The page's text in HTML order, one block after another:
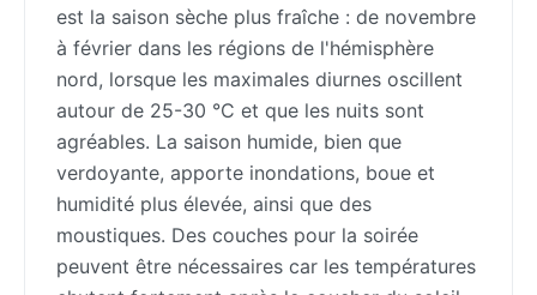
est la saison sèche plus fraîche : de novembre
à février dans les régions de l'hémisphère
nord, lorsque les maximales diurnes oscillent
autour de 25-30 °C et que les nuits sont
agréables. La saison humide, bien que
verdoyante, apporte inondations, boue et
humidité plus élevée, ainsi que des
moustiques. Des couches pour la soirée
peuvent être nécessaires car les températures